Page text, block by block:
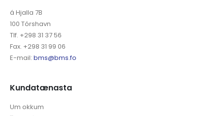
á Hjalla 7B
100 Tórshavn
Tlf. +298 31 37 56
Fax. +298 31 99 06
E-mail: bms@bms.fo
Kundatænasta
Um okkum